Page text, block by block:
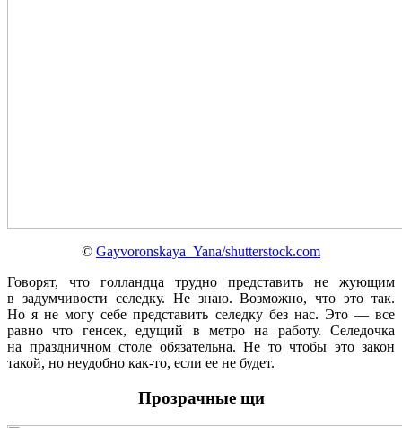
© Gayvoronskaya_Yana/shutterstock.com
Говорят, что голландца трудно представить не жующим
в задумчивости селедку. Не знаю. Возможно, что это так.
Но я не могу себе представить селедку без нас. Это — все
равно что генсек, едущий в метро на работу. Селедочка
на праздничном столе обязательна. Не то чтобы это закон
такой, но неудобно как-то, если ее не будет.
Прозрачные щи